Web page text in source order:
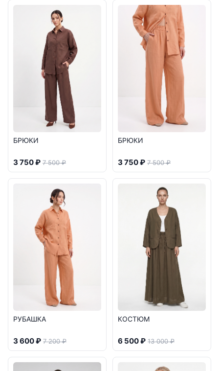
БРЮКИ
3 750 ₽ 7 500 ₽
БРЮКИ
3 750 ₽ 7 500 ₽
РУБАШКА
3 600 ₽ 7 200 ₽
КОСТЮМ
6 500 ₽ 13 000 ₽